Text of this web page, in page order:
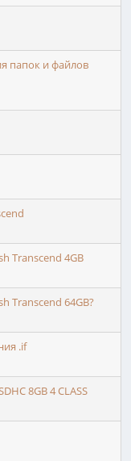
папок и файлов
Transcend 4GB
Transcend 64GB?
.if
8GB 4 CLASS